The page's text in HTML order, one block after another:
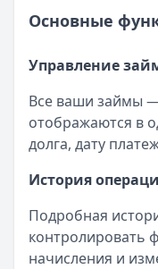
Основные
Управление
Все ваши займы
отображаются в
долга, дату
История
Подробная
контролировать
начисления и